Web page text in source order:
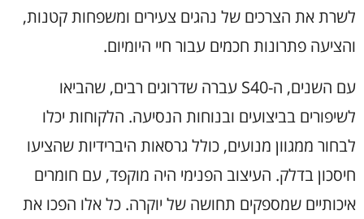
לשרת את הצרכים של נהגים צעירים ומשפחות קטנות,
והציעה פתרונות חכמים עבור חיי היומיום.
עם השנים, ה-S40 עברה שדרוגים רבים, שהביאו
לשיפורים בביצועים ובנוחות הנסיעה. הלקוחות יכלו
לבחור ממגוון מנועים, כולל גרסאות היברידיות שהציעו
חיסכון בדלק. העיצוב הפנימי היה מוקפד, עם חומרים
איכותיים שמספקים תחושה של יוקרה. כל אלו הפכו את